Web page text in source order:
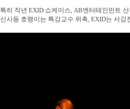
특히 작년 EXID 쇼케이스, AB엔터테인먼트
신사동 호랭이는 특강교수 위촉, EXID는 서